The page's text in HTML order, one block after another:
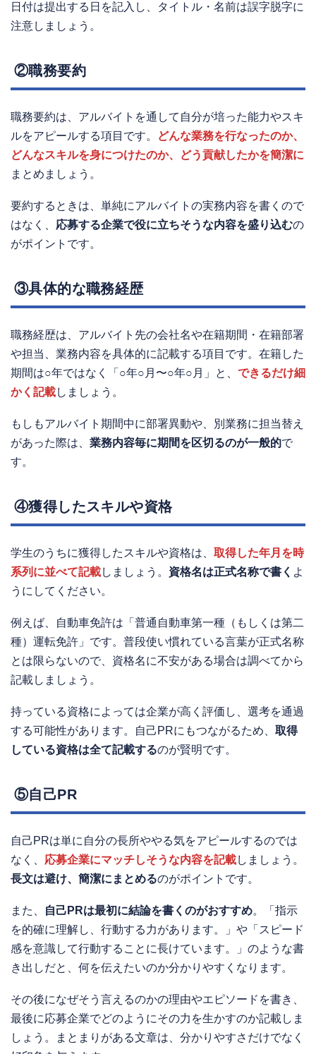
日付は提出する日を記入し、タイトル・名前は誤字脱字に
注意しましょう。
②職務要約
職務要約は、アルバイトを通して自分が培った能力やスキ
ルをアピールする項目です。
どんな業務を行なったのか、
どんなスキルを身につけたのか、どう貢献したかを簡潔に
まとめましょう。
要約するときは、単純にアルバイトの実務内容を書くので
はなく、 応募する企業で役に立ちそうな内容を盛り込むの
がポイントです。
③具体的な職務経歴
職務経歴は、アルバイト先の会社名や在籍期間・在籍部署
や担当、業務内容を具体的に記載する項目です。在籍した
期間は○年ではなく「○年○月〜○年○月」と、 できるだけ細
かく記載しましょう。
もしもアルバイト期間中に部署異動や、別業務に担当替え
があった際は、 業務内容毎に期間を区切るのが一般的で
す。
④獲得したスキルや資格
学生のうちに獲得したスキルや資格は、 取得した年月を時
系列に並べて記載しましょう。 資格名は正式名称で書く よ
うにしてください。
例えば、自動車免許は「普通自動車第一種（もしくは第二
種）運転免許」です。普段使い慣れている言葉が正式名称
とは限らないので、資格名に不安がある場合は調べてから
記載しましょう。
持っている資格によっては企業が高く評価し、選考を通過
する可能性があります。自己PRにもつながるため、 取得
している資格は全て記載するのが賢明です。
⑤自己PR
自己PRは単に自分の長所ややる気をアピールするのでは
なく、 応募企業にマッチしそうな内容を記載しましょう。
長文は避け、簡潔にまとめるのがポイントです。
また、 自己PRは最初に結論を書くのがおすすめ。「指示
を的確に理解し、行動する力があります。」や「スピード
感を意識して行動することに長けています。」のような書
き出しだと、何を伝えたいのか分かりやすくなります。
その後になぜそう言えるのかの理由やエピソードを書き、
最後に応募企業でどのようにその力を生かすのか記載しま
しょう。まとまりがある文章は、分かりやすさだけでなく